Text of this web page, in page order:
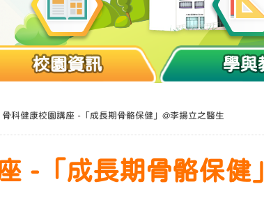
校園資訊 學與
骨科健康校園講座 -「成長期骨骼保健」@李揚立之醫生
-「成長期骨骼保健